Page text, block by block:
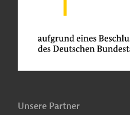
Unsere Partner